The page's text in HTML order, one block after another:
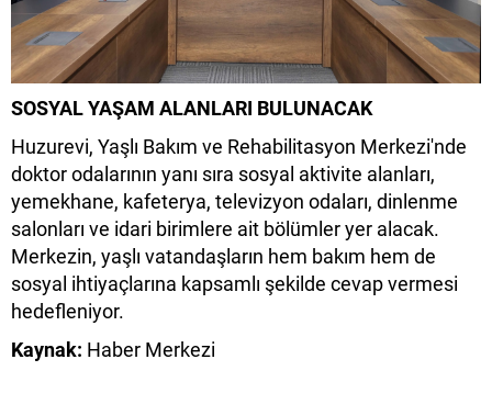
SOSYAL YAŞAM ALANLARI BULUNACAK
Huzurevi, Yaşlı Bakım ve Rehabilitasyon Merkezi'nde
doktor odalarının yanı sıra sosyal aktivite alanları,
yemekhane, kafeterya, televizyon odaları, dinlenme
salonları ve idari birimlere ait bölümler yer alacak.
Merkezin, yaşlı vatandaşların hem bakım hem de
sosyal ihtiyaçlarına kapsamlı şekilde cevap vermesi
hedefleniyor.
Kaynak: Haber Merkezi